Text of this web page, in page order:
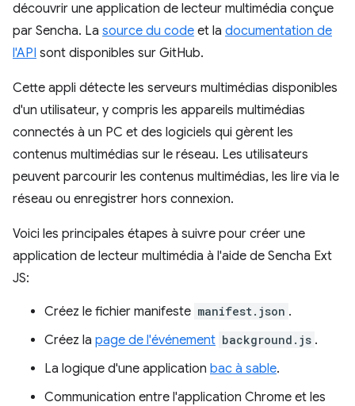
découvrir une application de lecteur multimédia conçue
par Sencha. La source du code et la documentation de
l'API sont disponibles sur GitHub.
Cette appli détecte les serveurs multimédias disponibles
d'un utilisateur, y compris les appareils multimédias
connectés à un PC et des logiciels qui gèrent les
contenus multimédias sur le réseau. Les utilisateurs
peuvent parcourir les contenus multimédias, les lire via le
réseau ou enregistrer hors connexion.
Voici les principales étapes à suivre pour créer une
application de lecteur multimédia à l'aide de Sencha Ext
JS:
Créez le fichier manifeste manifest.json .
Créez la page de l'événement background.js .
La logique d'une application bac à sable.
Communication entre l'application Chrome et les